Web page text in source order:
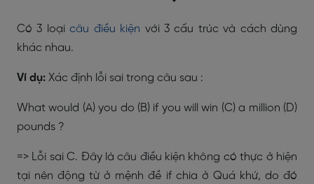
Có 3 loạicâu điều kiện với 3 cấu trúc và cách dùng
khác nhau.
Ví dụ: Xác định lỗi sai trong câu sau :
What would (A) you do (B) if you will win (C) a million (D)
pounds ?
=> Lỗi sai C. Đây là câu điều kiện không có thực ở hiện
tại nên động từ ở mệnh đề if chia ở Quá khứ, do đó